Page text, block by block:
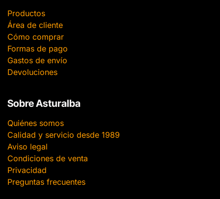
Productos
Área de cliente
Cómo comprar
Formas de pago
Gastos de envío
Devoluciones
Sobre Asturalba
Quiénes somos
Calidad y servicio desde 1989
Aviso legal
Condiciones de venta
Privacidad
Preguntas frecuentes